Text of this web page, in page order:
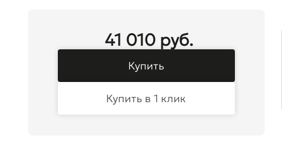
41 010 руб.
Купить
Купить в 1 клик